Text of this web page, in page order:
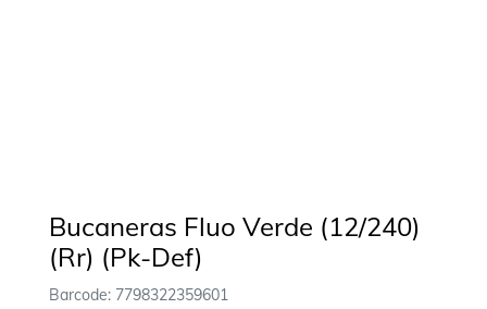
Bucaneras Fluo Verde (12/240)
(Rr) (Pk-Def)
Barcode: 7798322359601